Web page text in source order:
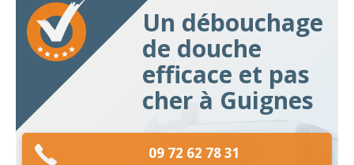
Un débouchage
de douche
efficace et pas
cher à Guignes
09 72 62 78 31